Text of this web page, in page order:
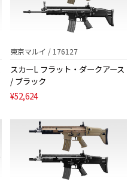
東京マルイ / 176127
スカーL フラット・ダークアース
/ ブラック
¥52,624